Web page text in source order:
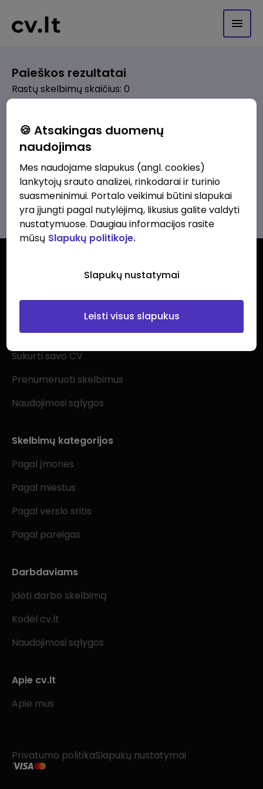
Paieškos rezultatai
Rastų skelbimų skaičius: 0
Pagal pasirinktus kriterijus skelbimų
nerasta. Pakoreguokite paiešką ir
bandykite dar kartą.
Žiūrėti visus skelbimus
Ieškantiems darbo
Visi darbo skelbimai
Sukurti savo CV
Prenumeruoti skelbimus
Naudojimosi sąlygos
Skelbimų kategorijos
Pagal įmones
Pagal miestus
Pagal verslo sritis
Pagal pareigas
Darbdaviams
Įdėti darbo skelbimą
Kodėl cv.lt
Naudojimosi sąlygos
Apie cv.lt
Apie mus
Privatumo politikaSlapukų nustatymai
🍪 Atsakingas duomenų
naudojimas
Mes naudojame slapukus (angl. cookies)
lankytojų srauto analizei, rinkodarai ir turinio
suasmeninimui. Portalo veikimui būtini slapukai
yra įjungti pagal nutylėjimą, likusius galite valdyti
nustatymuose. Daugiau informacijos rasite
mūsų Slapukų politikoje.
Slapukų nustatymai
Leisti visus slapukus